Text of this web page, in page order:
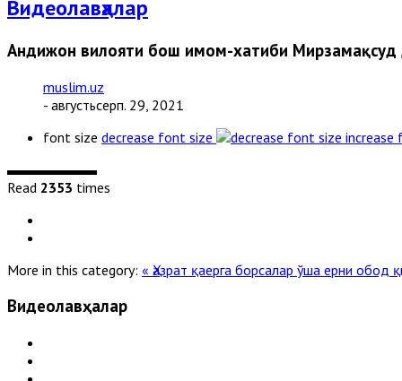
Видеолавҳалар
Андижон вилояти бош имом-хатиби Мирзамақсуд
muslim.uz
- августьсерп. 29, 2021
font size decrease font size increase
Read 2353 times
More in this category: « Ҳазрат қаерга борсалар ўша ерни обод
Видеолавҳалар